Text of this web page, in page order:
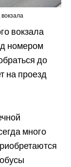
вокзала
номером
до
на проезд
много